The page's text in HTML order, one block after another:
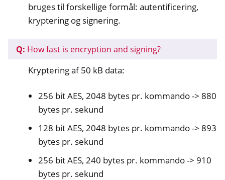
bruges til forskellige formål: autentificering,
kryptering og signering.
Q: How fast is encryption and signing?
Kryptering af 50 kB data:
256 bit AES, 2048 bytes pr. kommando -> 880
bytes pr. sekund
128 bit AES, 2048 bytes pr. kommando -> 893
bytes pr. sekund
256 bit AES, 240 bytes pr. kommando -> 910
bytes pr. sekund